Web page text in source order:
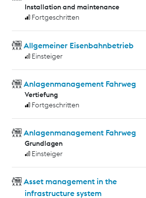
Installation and maintenance
Fortgeschritten
Allgemeiner Eisenbahnbetrieb
Einsteiger
Anlagenmanagement Fahrweg
Vertiefung
Fortgeschritten
Anlagenmanagement Fahrweg
Grundlagen
Einsteiger
Asset management in the
infrastructure system